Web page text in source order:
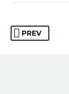
PREV